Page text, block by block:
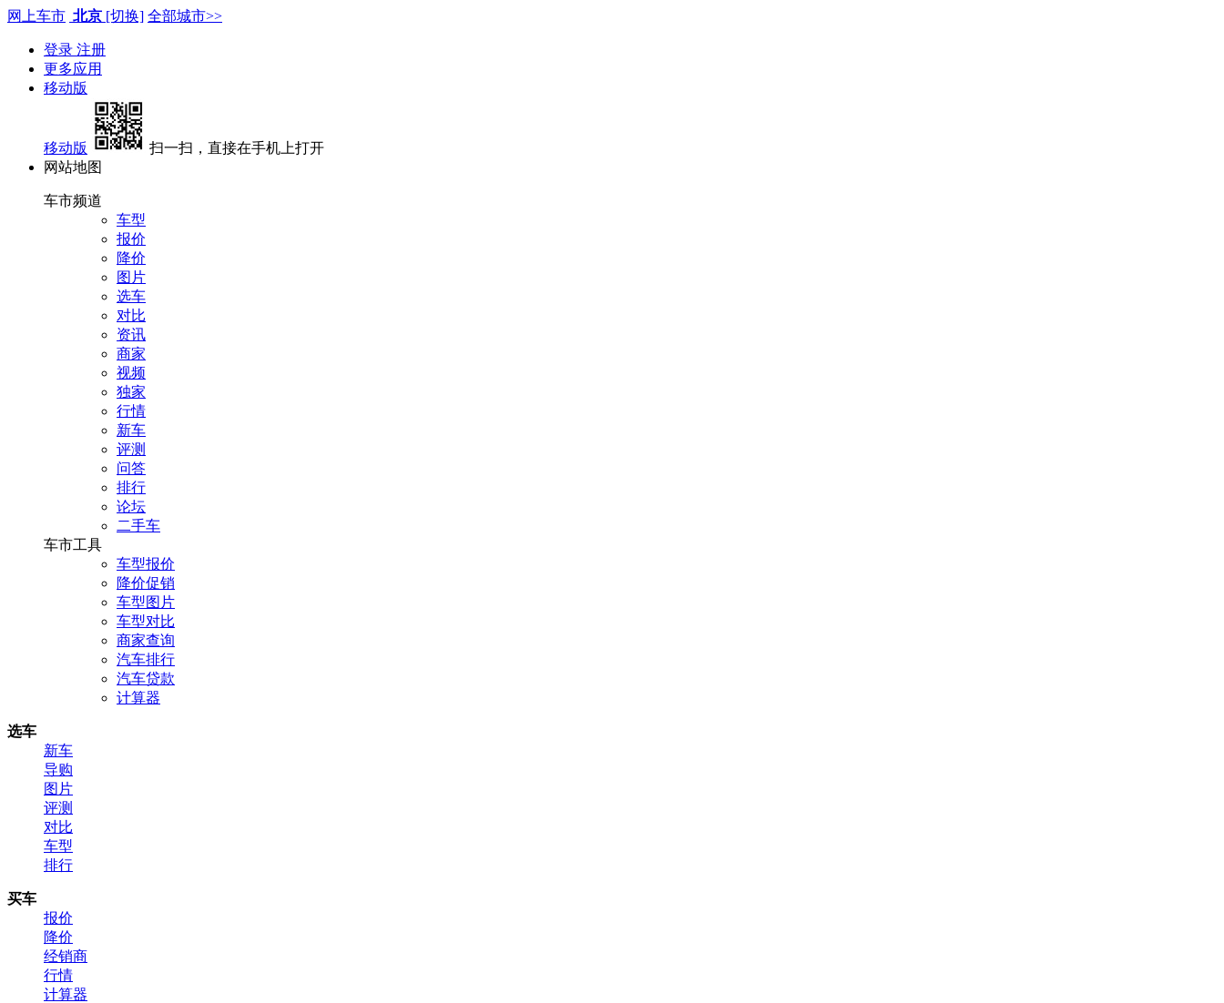
网上车市 北京 [切换] 全部城市>>
登录 注册
更多应用
移动版
移动版
扫一扫，直接在手机上打开
网站地图
车市频道
车型
报价
降价
图片
选车
对比
资讯
商家
视频
独家
行情
新车
评测
问答
排行
论坛
二手车
车市工具
车型报价
降价促销
车型图片
车型对比
商家查询
汽车排行
汽车贷款
计算器
选车
新车
导购
图片
评测
对比
车型
排行
买车
报价
降价
经销商
行情
计算器